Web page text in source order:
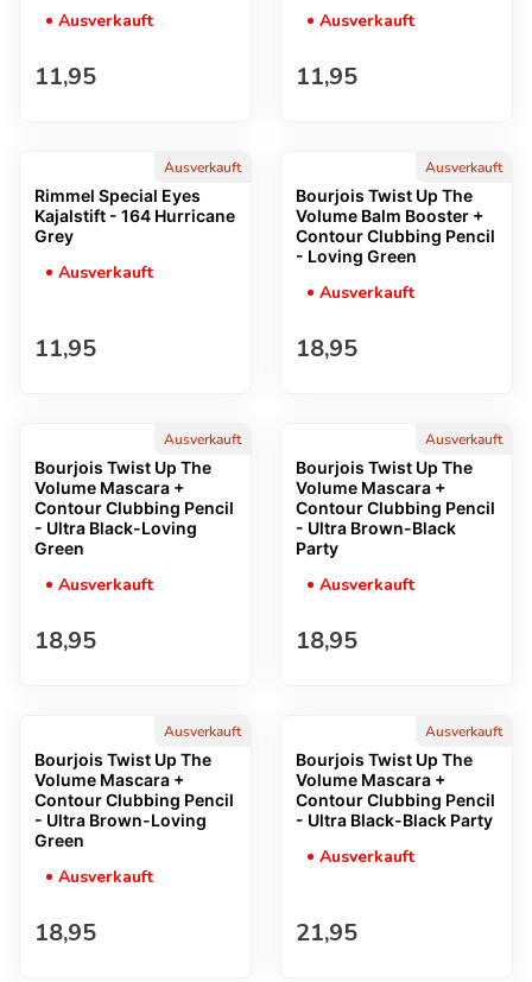
Ausverkauft
Regulärer Preis
11,95
Ausverkauft
Regulärer Preis
11,95
Ausverkauft
Rimmel Special Eyes
Kajalstift - 164 Hurricane
Grey
Ausverkauft
Regulärer Preis
11,95
Ausverkauft
Bourjois Twist Up The
Volume Balm Booster +
Contour Clubbing Pencil
- Loving Green
Ausverkauft
Regulärer Preis
18,95
Ausverkauft
Bourjois Twist Up The
Volume Mascara +
Contour Clubbing Pencil
- Ultra Black-Loving
Green
Ausverkauft
Regulärer Preis
18,95
Ausverkauft
Bourjois Twist Up The
Volume Mascara +
Contour Clubbing Pencil
- Ultra Brown-Black
Party
Ausverkauft
Regulärer Preis
18,95
Ausverkauft
Bourjois Twist Up The
Volume Mascara +
Contour Clubbing Pencil
- Ultra Brown-Loving
Green
Ausverkauft
Regulärer Preis
18,95
Ausverkauft
Bourjois Twist Up The
Volume Mascara +
Contour Clubbing Pencil
- Ultra Black-Black Party
Ausverkauft
Regulärer Preis
21,95